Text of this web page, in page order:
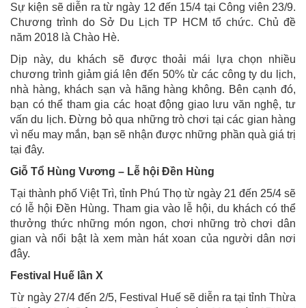
Sự kiện sẽ diễn ra từ ngày 12 đến 15/4 tại Công viên 23/9.
Chương trình do Sở Du Lịch TP HCM tổ chức. Chủ đề
năm 2018 là Chào Hè.
Dịp này, du khách sẽ được thoải mái lựa chọn nhiều
chương trình giảm giá lên đến 50% từ các công ty du lịch,
nhà hàng, khách sạn và hãng hàng không. Bên cạnh đó,
bạn có thể tham gia các hoạt động giao lưu văn nghệ, tư
vấn du lịch. Đừng bỏ qua những trò chơi tại các gian hàng
vì nếu may mắn, bạn sẽ nhận được những phần quà giá trị
tại đây.
Giỗ Tổ Hùng Vương – Lễ hội Đền Hùng
Tại thành phố Việt Trì, tỉnh Phú Thọ từ ngày 21 đến 25/4 sẽ
có lễ hội Đền Hùng. Tham gia vào lễ hội, du khách có thể
thưởng thức những món ngon, chơi những trò chơi dân
gian và nổi bật là xem màn hát xoan của người dân nơi
đây.
Festival Huế lần X
Từ ngày 27/4 đến 2/5, Festival Huế sẽ diễn ra tại tỉnh Thừa